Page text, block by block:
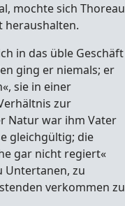
mochte sich Thoreau
heraushalten.
in das üble Geschäft
ging er niemals; er
sie in einer
zur
Natur war ihm Vater
gleichgültig; die
gar nicht regiert«
Untertanen, zu
verkommen zu